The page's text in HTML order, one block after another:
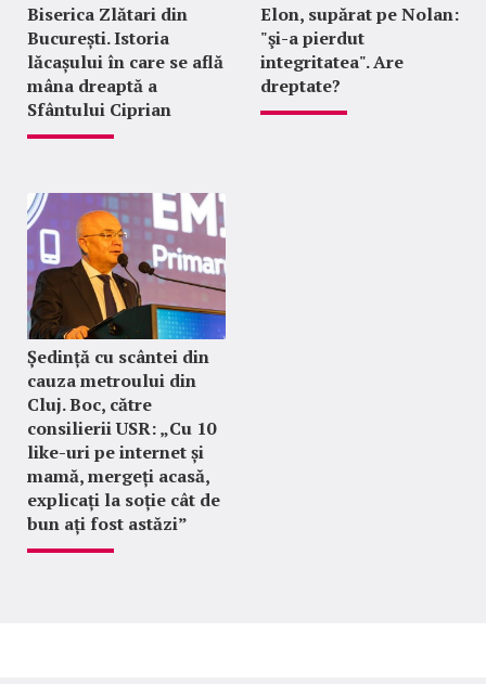
Biserica Zlătari din
București. Istoria
lăcașului în care se află
mâna dreaptă a
Sfântului Ciprian
Elon, supărat pe Nolan:
"şi-a pierdut
integritatea". Are
dreptate?
Ședință cu scântei din
cauza metroului din
Cluj. Boc, către
consilierii USR: „Cu 10
like-uri pe internet și
mamă, mergeți acasă,
explicați la soție cât de
bun ați fost astăzi”